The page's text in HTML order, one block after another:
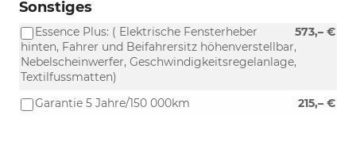
Sonstiges
573,– €
Essence Plus: ( Elektrische Fensterheber
hinten, Fahrer und Beifahrersitz höhenverstellbar,
Nebelscheinwerfer, Geschwindigkeitsregelanlage,
Textilfussmatten)
215,– €
Garantie 5 Jahre/150 000km